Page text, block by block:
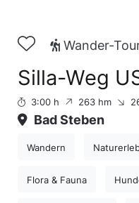
Wander-
Silla-Weg
3:00 h 263 hm
Bad Steben
Wandern
Flora & Fauna